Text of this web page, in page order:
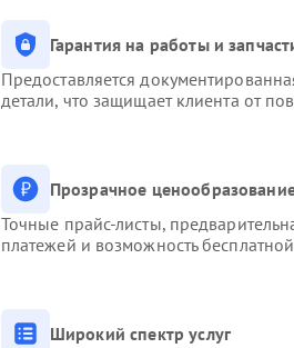
Гарантия на работы и
Предоставляется
детали, что защищает клиента от
Прозрачное
Точные прайс-листы,
платежей и возможность
Широкий спектр услуг